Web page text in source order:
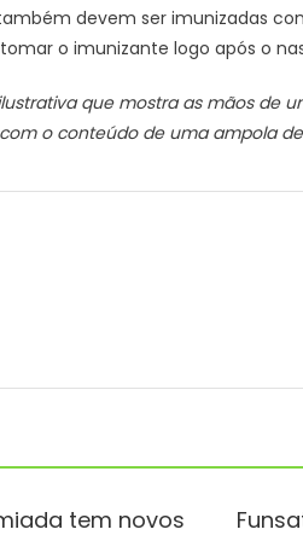
devem ser imunizadas
o imunizante logo após o
que mostra as mãos de
o conteúdo de uma ampola
tem novos